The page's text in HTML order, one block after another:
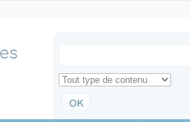
Search for